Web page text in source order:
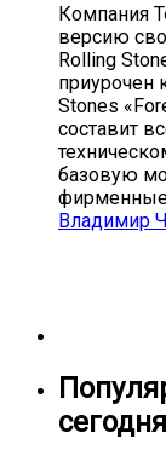
Компания
версию
Rolling
приурочен
Stones
составит
базовую
Владимир